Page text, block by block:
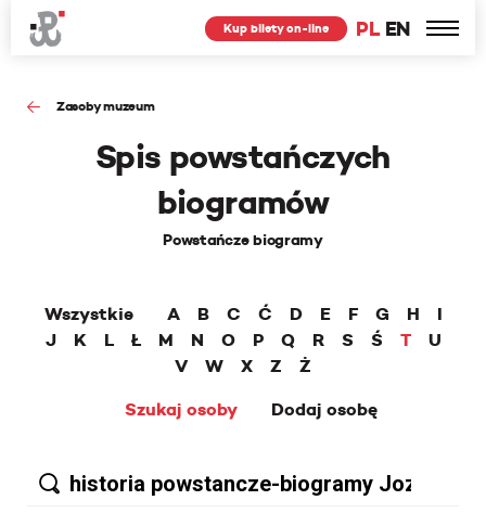
PL EN
Kup bilety on-line
Zasoby muzeum
Spis powstańczych
biogramów
Powstańcze biogramy
Wszystkie A B C Ć D E F G H
I
J
K L Ł M N O P Q R S Ś T
U
V
W X Z
Ż
Szukaj osoby
Dodaj osobę